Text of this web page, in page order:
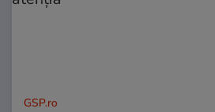
GSP.ro